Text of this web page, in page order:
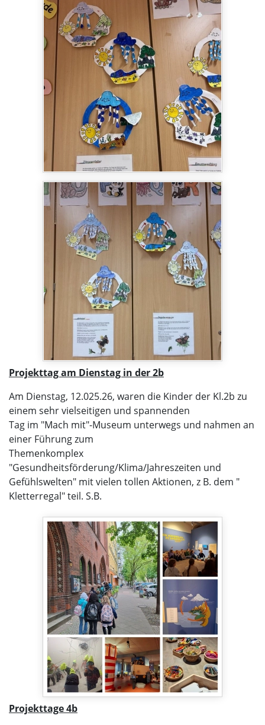
Projekttag am Dienstag in der 2b
Am Dienstag, 12.025.26, waren die Kinder der Kl.2b zu
einem sehr vielseitigen und spannenden
Tag im "Mach mit"-Museum unterwegs und nahmen an
einer Führung zum
Themenkomplex
"Gesundheitsförderung/Klima/Jahreszeiten und
Gefühlswelten" mit vielen tollen Aktionen, z B. dem "
Kletterregal" teil. S.B.
Projekttage 4b